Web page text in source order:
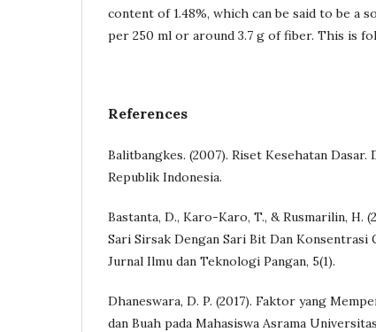
content of 1.48%, which can be said to be a
per 250 ml or around 3.7 g of fiber. This is
References
Balitbangkes. (2007). Riset Kesehatan Dasar.
Republik Indonesia.
Bastanta, D., Karo-Karo, T., & Rusmarilin, H.
Sari Sirsak Dengan Sari Bit Dan Konsentrasi
Jurnal Ilmu dan Teknologi Pangan, 5(1).
Dhaneswara, D. P. (2017). Faktor yang
dan Buah pada Mahasiswa Asrama